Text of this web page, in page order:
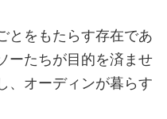
とをもたらす存在であ
ーたちが目的を済ませ
、オーディンが暮らす